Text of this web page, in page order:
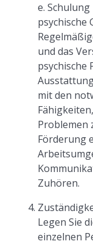
e.
psychische
und das
psychische
mit den
Problemen
Förderung
Zuhören.
Legen Sie
einzelnen